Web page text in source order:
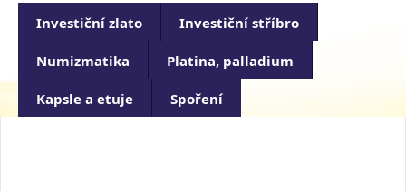
Investiční zlato Investiční stříbro
Numizmatika Platina, palladium
Kapsle a etuje Spoření